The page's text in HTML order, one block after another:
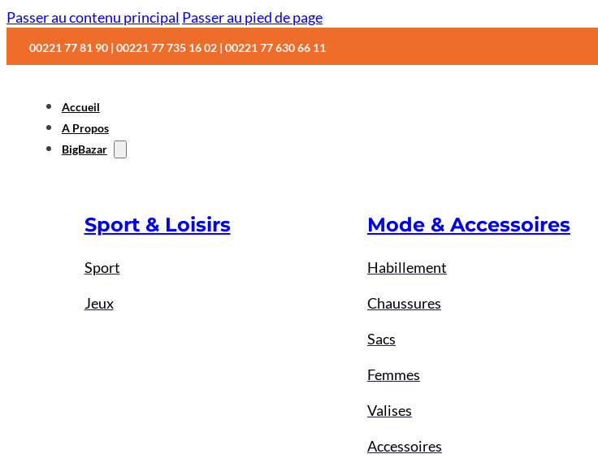
Passer au contenu principal Passer au pied de page
00221 77 81 90 | 00221 77 735 16 02 | 00221 77 630 66 11
Accueil
A Propos
BigBazar
Sport & Loisirs
Sport
Jeux
Mode & Accessoires
Habillement
Chaussures
Sacs
Femmes
Valises
Accessoires